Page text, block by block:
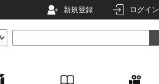
新規登録 ログイン